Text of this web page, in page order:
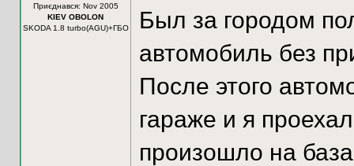
Приєднався: Nov 2005
KIEV OBOLON
SKODA 1.8 turbo(AGU)+ГБО
Был за городом
автомобиль без
После этого
гараже и я
произошло на